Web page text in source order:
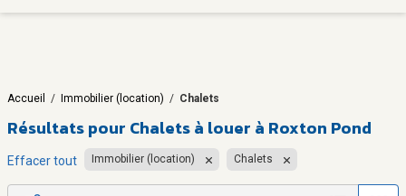
Accueil / Immobilier (location) / Chalets
Résultats pour Chalets à louer à Roxton Pond
Effacer tout Immobilier (location) Chalets